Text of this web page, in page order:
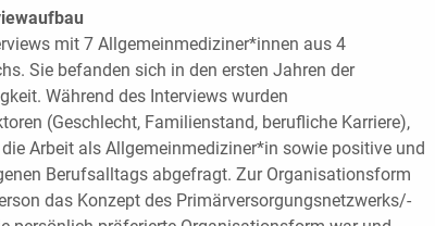
mit 7 Allgemeinmediziner*innen aus 4
Sie befanden sich in den ersten Jahren der
Während des Interviews wurden
(Geschlecht, Familienstand, berufliche Karriere),
Arbeit als Allgemeinmediziner*in sowie positive und
Berufsalltags abgefragt. Zur Organisationsform
das Konzept des Primärversorgungsnetzwerks/-